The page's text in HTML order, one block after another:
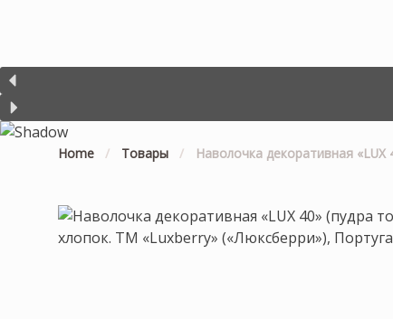
Home / Товары / Наволочка декоративная